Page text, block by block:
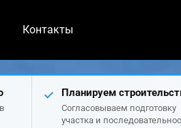
Контакты
Планируем
Согласовываем подготовку
участка и